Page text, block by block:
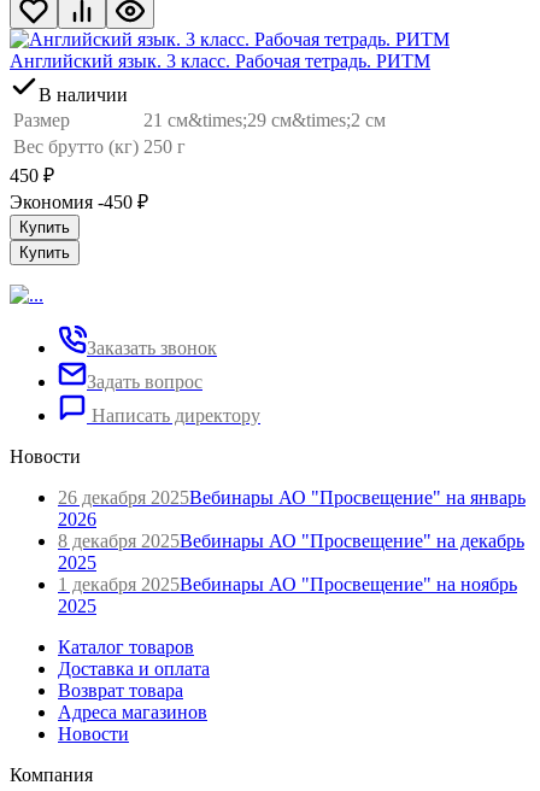
Английский язык. 3 класс. Рабочая тетрадь. РИТМ
В наличии
Размер
21 см&times;29 см&times;2 см
Вес брутто (кг) 250 г
450 ₽
Экономия -450 ₽
Купить
Купить
Заказать звонок
Задать вопрос
Написать директору
Новости
26 декабря 2025Вебинары АО "Просвещение" на январь
2026
8 декабря 2025Вебинары АО "Просвещение" на декабрь
2025
1 декабря 2025Вебинары АО "Просвещение" на ноябрь
2025
Каталог товаров
Доставка и оплата
Возврат товара
Адреса магазинов
Новости
Компания